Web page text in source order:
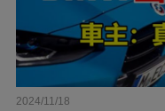
2024/11/18